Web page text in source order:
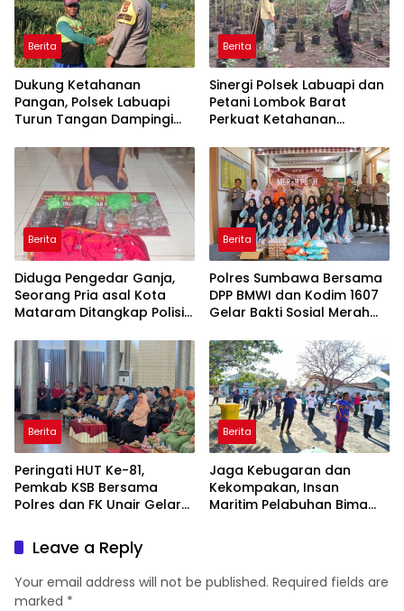
Berita
Dukung Ketahanan
Pangan, Polsek Labuapi
Turun Tangan Dampingi
Bongkot
Berita
Sinergi Polsek Labuapi dan
Petani Lombok Barat
Perkuat Ketahanan
Berita
Diduga Pengedar Ganja,
Seorang Pria asal Kota
Mataram Ditangkap Polisi
Berita
Polres Sumbawa Bersama
DPP BMWI dan Kodim 1607
Gelar Bakti Sosial Merah
Hidayatullah
Berita
Peringati HUT Ke-81,
Pemkab KSB Bersama
Polres dan FK Unair Gelar
Hari Pertama Kehidupan”
Berita
Jaga Kebugaran dan
Kekompakan, Insan
Maritim Pelabuhan Bima
Leave a Reply
Your email address will not be published. Required fields are
marked *